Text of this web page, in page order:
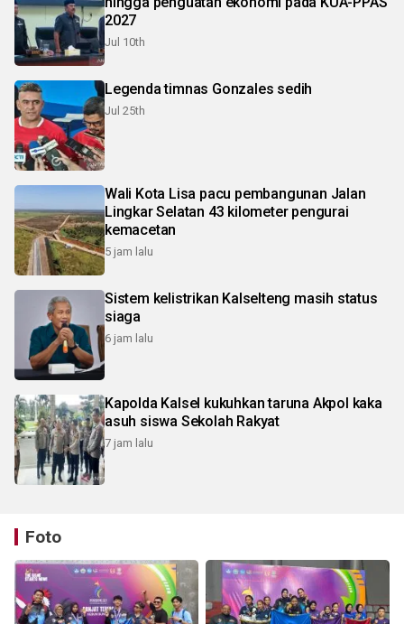
2027
Jul 10th
Legenda timnas Gonzales sedih
Jul 25th
Wali Kota Lisa pacu pembangunan Jalan
Lingkar Selatan 43 kilometer pengurai
kemacetan
5 jam lalu
Sistem kelistrikan Kalselteng masih status
siaga
6 jam lalu
Kapolda Kalsel kukuhkan taruna Akpol kaka
asuh siswa Sekolah Rakyat
7 jam lalu
Foto